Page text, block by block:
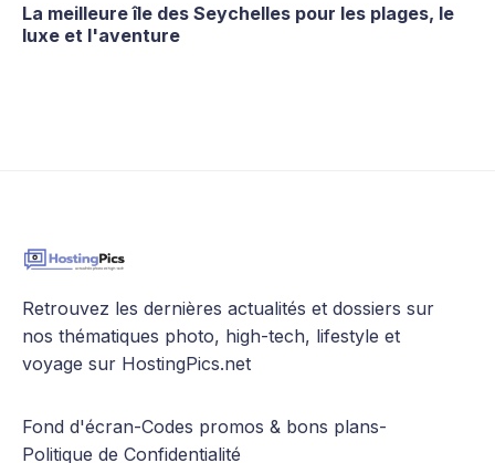
La meilleure île des Seychelles pour les plages, le
luxe et l'aventure
Retrouvez les dernières actualités et dossiers sur
nos thématiques photo, high-tech, lifestyle et
voyage sur HostingPics.net
Fond d'écran-Codes promos & bons plans-
Politique de Confidentialité